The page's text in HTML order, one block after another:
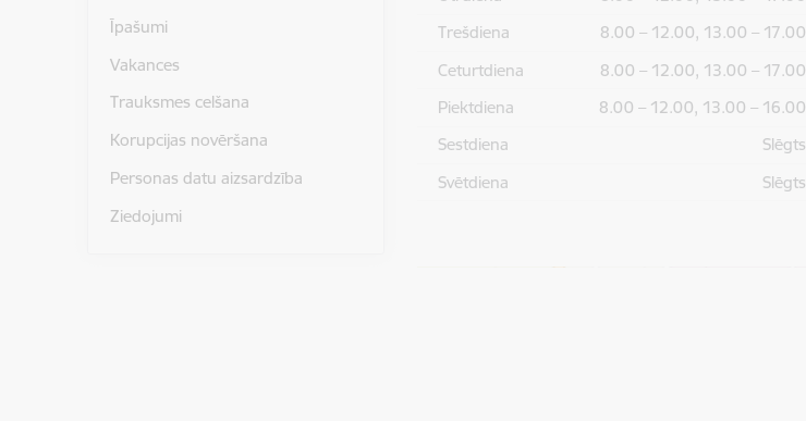
Īpašumi
Vakances
Trauksmes celšana
Korupcijas novēršana
Personas datu aizsardzība
Ziedojumi
Trešdiena
8.00 – 12.00, 13.00 – 17.00
Ceturtdiena
8.00 – 12.00, 13.00 – 17.00
Piektdiena
8.00 – 12.00, 13.00 – 16.00
Sestdiena
Slēgts
Svētdiena
Slēgts